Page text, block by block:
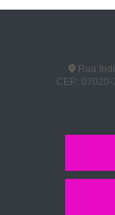
Rua
CEP: 07020-